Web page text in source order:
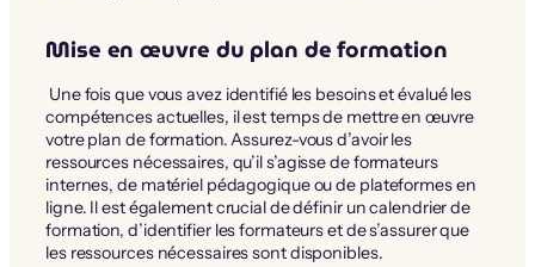
Mise en œuvre du plan de formation
Une fois que vous avez identifié les besoins et évalué les
compétences actuelles, il est temps de mettre en œuvre
votre plan de formation. Assurez-vous d’avoir les
ressources nécessaires, qu’il s’agisse de formateurs
internes, de matériel pédagogique ou de plateformes en
ligne. Il est également crucial de définir un calendrier de
formation, d’identifier les formateurs et de s’assurer que
les ressources nécessaires sont disponibles.